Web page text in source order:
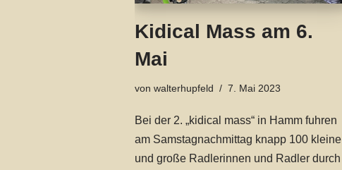
Kidical Mass am 6.
Mai
von walterhupfeld 7. Mai 2023
Bei der 2. „kidical mass“ in Hamm fuhren
am Samstagnachmittag knapp 100 kleine
und große Radlerinnen und Radler durch